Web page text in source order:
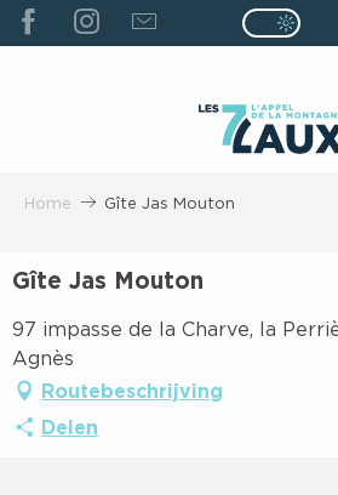
ALLER
AU
Page
Home Gîte Jas Mouton
Gîte Jas Mouton
97 impasse de la Charve, la
Agnès
Routebeschrijving
Delen